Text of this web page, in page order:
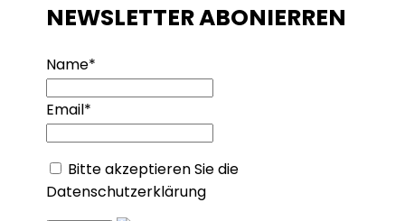
NEWSLETTER ABONIERREN
Name*
Email*
Bitte akzeptieren Sie die
Datenschutzerklärung